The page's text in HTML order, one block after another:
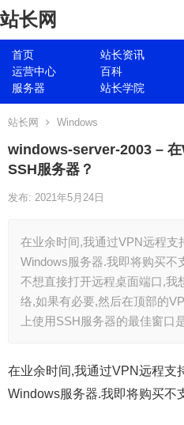
站长网
首页 站长资讯
运营中心
百科
服务器
站长学院
站长网 Windows
windows-server-2003 –
SSH服务器？
发布: 2021年5月24日
在业余时间,我通过VPN远程支
Windows服务器.我即将购买不
不想直接打开远程桌面端口,我
络,如果有必要,然后在顶部的
上使用SSH服务器的最佳窗口
在业余时间,我通过VPN远程支
Windows服务器.我即将购买不